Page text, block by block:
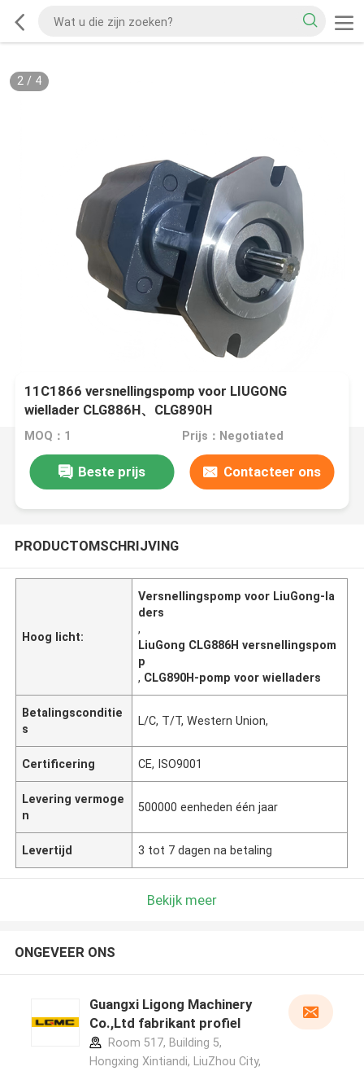
2/ 4
11C1866 versnellingspomp voor LIUGONG
wiellader CLG886H、CLG890H
MOQ：1 Prijs：Negotiated
Beste prijs Contacteer ons
PRODUCTOMSCHRIJVING
Hoog licht:
Versnellingspomp voor LiuGong-la
ders
,
LiuGong CLG886H versnellingspom
p
, CLG890H-pomp voor wielladers
Betalingsconditie
s
L/C, T/T, Western Union,
Certificering CE, ISO9001
Levering vermoge
n
500000 eenheden één jaar
Levertijd 3 tot 7 dagen na betaling
Bekijk meer
ONGEVEER ONS
Guangxi Ligong Machinery
Co.,Ltd fabrikant profiel
Room 517, Building 5,
Hongxing Xintiandi, LiuZhou City,